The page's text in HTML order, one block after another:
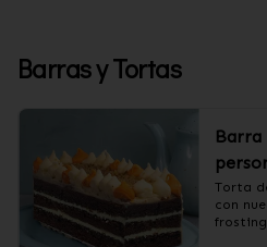
Barras y Tortas
Barra
Torta
con